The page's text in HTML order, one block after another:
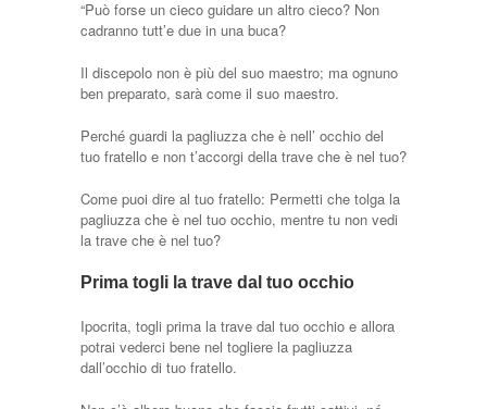
“Può forse un cieco guidare un altro cieco? Non
cadranno tutt’e due in una buca?
Il discepolo non è più del suo maestro; ma ognuno
ben preparato, sarà come il suo maestro.
Perché guardi la pagliuzza che è nell’ occhio del
tuo fratello e non t’accorgi della trave che è nel tuo?
Come puoi dire al tuo fratello: Permetti che tolga la
pagliuzza che è nel tuo occhio, mentre tu non vedi
la trave che è nel tuo?
Prima togli la trave dal tuo occhio
Ipocrita, togli prima la trave dal tuo occhio e allora
potrai vederci bene nel togliere la pagliuzza
dall’occhio di tuo fratello.